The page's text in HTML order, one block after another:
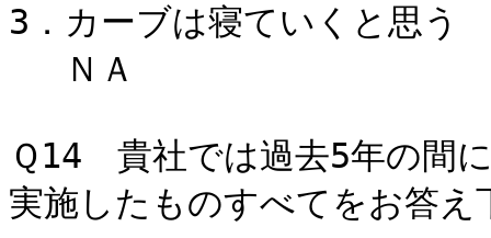
3．カーブは寝てい
ＮＡ
Ｑ14 貴社では過去5年の間
実施したものすべてをお答え